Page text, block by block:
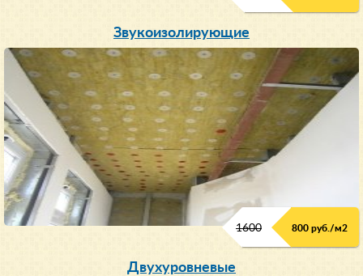
Звукоизолирующие
1600 800 руб./м2
Двухуровневые